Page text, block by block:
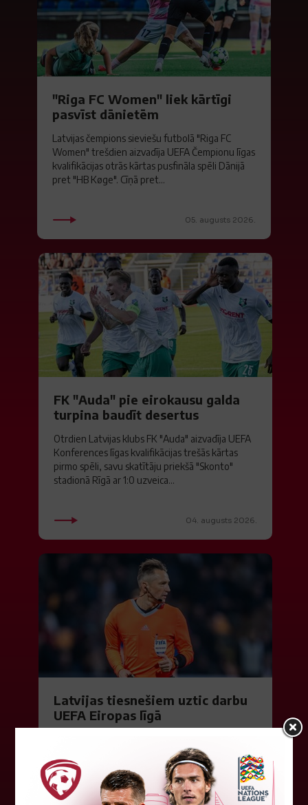
"Riga FC Women" liek kārtīgi
pasvīst dānietēm
Latvijas čempions sieviešu futbolā "Riga FC
Women" trešdien aizvadīja UEFA Čempionu līgas
kvalifikācijas otrās kārtas pusfināla spēli Dānijā
pret "HB Køge". Cīņā pret...
05. augusts 2026.
FK "Auda" pie eirokausu galda
turpina baudīt desertus
Otrdien Latvijas klubs FK "Auda" aizvadīja UEFA
Konferences līgas kvalifikācijas trešās kārtas
pirmo spēli, savu skatītāju priekšā "Skonto"
stadionā Rīgā ar 1:0 uzveica...
04. augusts 2026.
Latvijas tiesnešiem uztic darbu
UEFA Eiropas līgā
līgas kvalifikācijas spēli šovakar Dublinā starp
"Shamrock Rovers" un "Egnatia" komandām.
Andris Treimanis pildīs galvenā...